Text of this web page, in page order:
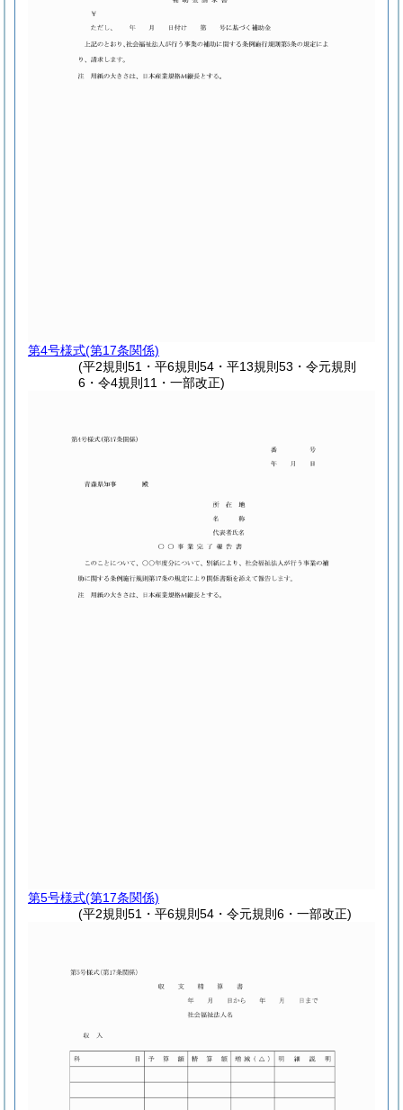
第4号様式(第17条関係)
(平2規則51・平6規則54・平13規則53・令元規則
6・令4規則11・一部改正)
第5号様式(第17条関係)
(平2規則51・平6規則54・令元規則6・一部改正)